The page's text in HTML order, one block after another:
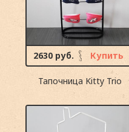
2630 руб. Купить
Тапочница Kitty Trio